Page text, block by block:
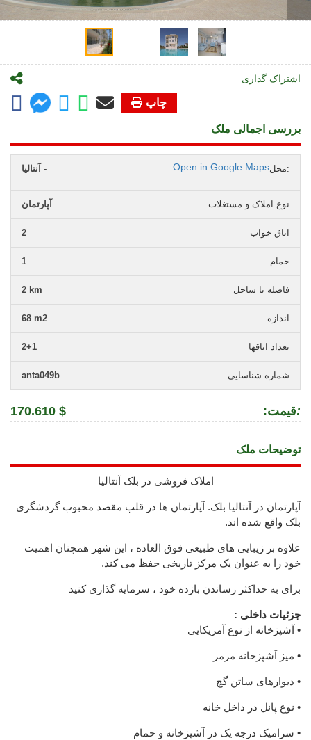
اشتراک گذاری
چاپ
بررسی اجمالی ملک
محل: آنتالیا - Open in Google Maps
نوع املاک و مستغلات آپارتمان
اتاق خواب 2
حمام 1
فاصله تا ساحل 2 km
اندازه 68 m2
تعداد اتاقها 2+1
شماره شناسایی anta049b
:قیمت:
170.610 $
توضیحات ملک
املاک فروشی در بلک آنتالیا
آپارتمان در آنتالیا بلک. آپارتمان ها در قلب مقصد محبوب گردشگری
بلک واقع شده اند.
علاوه بر زیبایی های طبیعی فوق العاده ، این شهر همچنان اهمیت
خود را به عنوان یک مرکز تاریخی حفظ می کند.
برای به حداکثر رساندن بازده خود ، سرمایه گذاری کنید
جزئیات داخلی :
• آشپزخانه از نوع آمریکایی
• میز آشپزخانه مرمر
• دیوارهای ساتن گچ
• نوع پانل در داخل خانه
• سرامیک درجه یک در آشپزخانه و حمام